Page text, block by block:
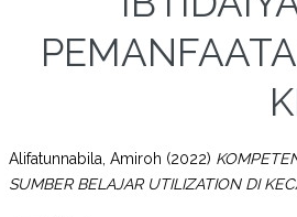
Alifatunnabila, Amiroh (2022)
SUMBER BELAJAR UTILIZATION DI